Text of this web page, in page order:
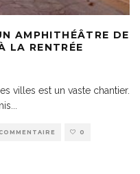
AMPHITHÉÂTRE DE
LA RENTRÉE
villes est un vaste chantier.
0